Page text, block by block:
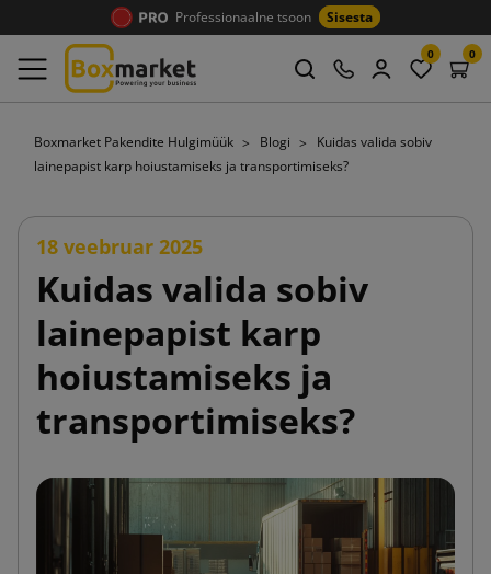
Professionaalne tsoon Sisesta
0 0
Boxmarket Pakendite Hulgimüük Blogi
Kuidas valida sobiv
lainepapist karp hoiustamiseks ja transportimiseks?
18 veebruar 2025
Kuidas valida sobiv
lainepapist karp
hoiustamiseks ja
transportimiseks?